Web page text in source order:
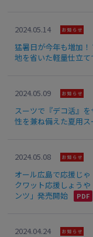
2024.05.14
猛暑日が今年も増加
地を省いた軽量仕立
2024.05.09
スーツで『デコ活』
性を兼ね備えた夏用ス
2024.05.08
オール広島で応援じ
クワット応援しょう
ンツ」発売開始
2024.04.24